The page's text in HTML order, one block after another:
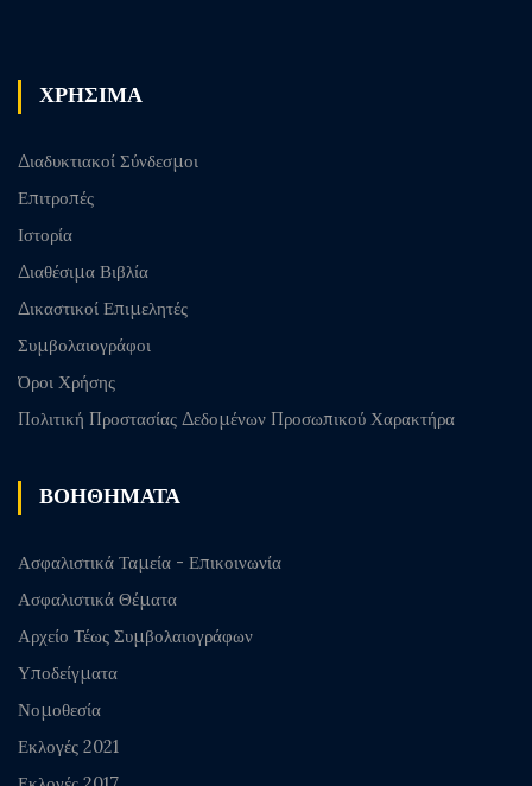
ΧΡΗΣΙΜΑ
Διαδυκτιακοί Σύνδεσμοι
Επιτροπές
Ιστορία
Διαθέσιμα Βιβλία
Δικαστικοί Επιμελητές
Συμβολαιογράφοι
Όροι Χρήσης
Πολιτική Προστασίας Δεδομένων Προσωπικού Χαρακτήρα
ΒΟΗΘΗΜΑΤΑ
Ασφαλιστικά Ταμεία - Επικοινωνία
Ασφαλιστικά Θέματα
Αρχείο Τέως Συμβολαιογράφων
Υποδείγματα
Νομοθεσία
Εκλογές 2021